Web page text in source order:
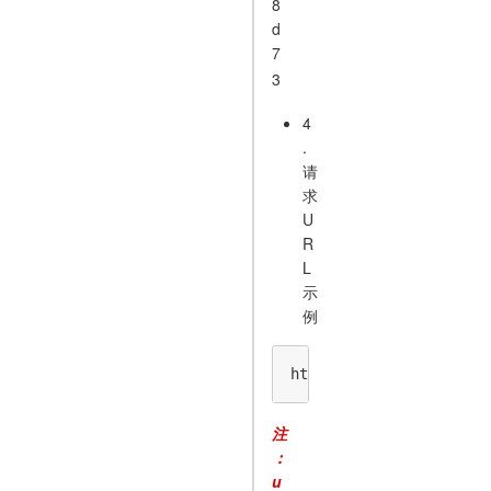
8
d
7
3
4
.
请
求
U
R
L
示
例
https://open-
注
：
u